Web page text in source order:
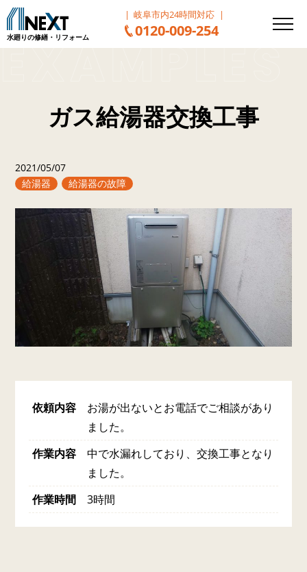
水廻りの修繕・リフォーム
岐阜市内24時間対応
0120-009-254
ガス給湯器交換工事
2021/05/07
給湯器
給湯器の故障
依頼内容
お湯が出ないとお電話でご相談があり
ました。
作業内容
中で水漏れしており、交換工事となり
ました。
作業時間
3時間